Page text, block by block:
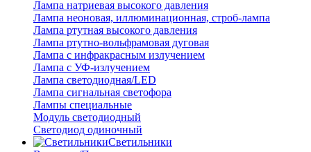
Лампа натриевая высокого давления
Лампа неоновая, иллюминационная, строб-лампа
Лампа ртутная высокого давления
Лампа ртутно-вольфрамовая дуговая
Лампа с инфракрасным излучением
Лампа с УФ-излучением
Лампа светодиодная/LED
Лампа сигнальная светофора
Лампы специальные
Модуль светодиодный
Светодиод одиночный
Светильники